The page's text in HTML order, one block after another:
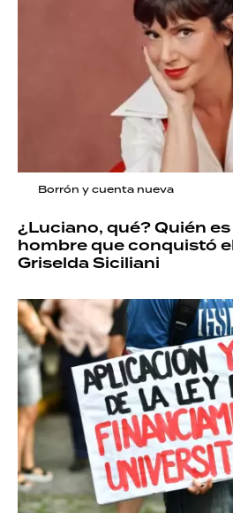
Borrón y cuenta nueva
¿Luciano, qué? Quién
hombre que conquistó
Griselda Siciliani